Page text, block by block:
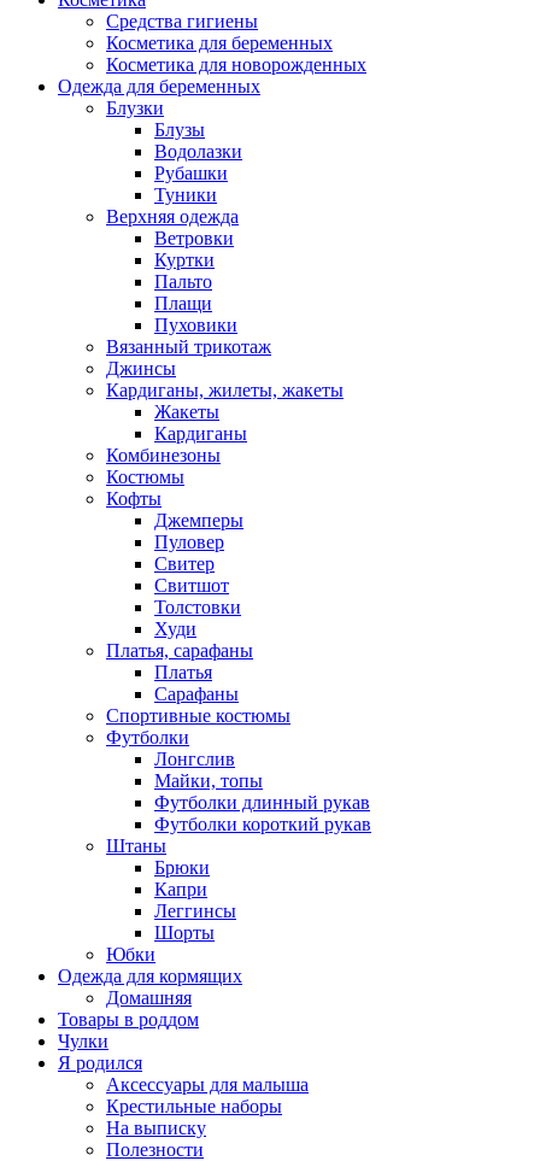
Cредства гигиены
Косметика для беременных
Косметика для новорожденных
Одежда для беременных
Блузки
Блузы
Водолазки
Рубашки
Туники
Верхняя одежда
Ветровки
Куртки
Пальто
Плащи
Пуховики
Вязанный трикотаж
Джинсы
Кардиганы, жилеты, жакеты
Жакеты
Кардиганы
Комбинезоны
Костюмы
Кофты
Джемперы
Пуловер
Свитер
Свитшот
Толстовки
Худи
Платья, сарафаны
Платья
Сарафаны
Спортивные костюмы
Футболки
Лонгслив
Майки, топы
Футболки длинный рукав
Футболки короткий рукав
Штаны
Брюки
Капри
Леггинсы
Шорты
Юбки
Одежда для кормящих
Домашняя
Товары в роддом
Чулки
Я родился
Аксессуары для малыша
Крестильные наборы
На выписку
Полезности